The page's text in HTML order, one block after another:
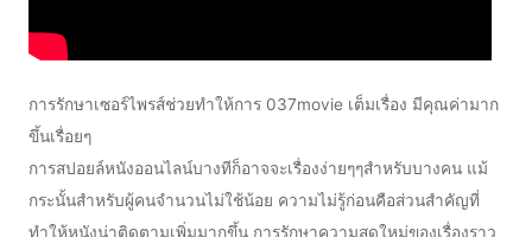
การรักษาเซอร์ไพรส์ช่วยทำให้การ 037movie เต็มเรื่อง มีคุณค่ามาก
ขึ้นเรื่อยๆ
การสปอยล์หนังออนไลน์บางทีก็อาจจะเรื่องง่ายๆๆสำหรับบางคน แม้
กระนั้นสำหรับผู้คนจำนวนไม่ใช้น้อย ความไม่รู้ก่อนคือส่วนสำคัญที่
ทำให้หนังน่าติดตามเพิ่มมากขึ้น การรักษาความสดใหม่ของเรื่องราว